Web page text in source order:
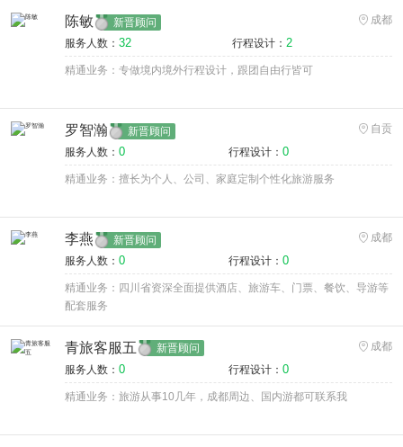
陈敏 新晋顾问
成都
服务人数： 32 行程设计： 2
精通业务：专做境内境外行程设计，跟团自由行皆可
罗智瀚 新晋顾问
自贡
服务人数： 0 行程设计： 0
精通业务：擅长为个人、公司、家庭定制个性化旅游服务
李燕 新晋顾问
成都
服务人数： 0 行程设计： 0
精通业务：四川省资深全面提供酒店、旅游车、门票、餐饮、导游等
配套服务
青旅客服五 新晋顾问
成都
服务人数： 0 行程设计： 0
精通业务：旅游从事10几年，成都周边、国内游都可联系我